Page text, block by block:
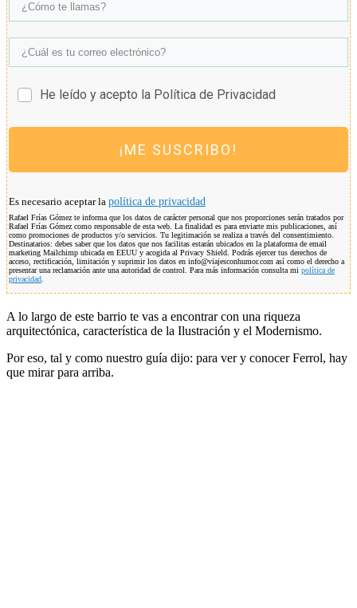
He leído y acepto la Política de Privacidad
¡ME SUSCRIBO!
Es necesario aceptar la política de privacidad
Rafael Frías Gómez te informa que los datos de carácter personal que nos proporciones serán tratados por
Rafael Frías Gómez como responsable de esta web. La finalidad es para enviarte mis publicaciones, así
como promociones de productos y/o servicios. Tu legitimación se realiza a través del consentimiento.
Destinatarios: debes saber que los datos que nos facilitas estarán ubicados en la plataforma de email
marketing Mailchimp ubicada en EEUU y acogida al Privacy Shield. Podrás ejercer tus derechos de
acceso, rectificación, limitación y suprimir los datos en info@viajesconhumor.com así como el derecho a
presentar una reclamación ante una autoridad de control. Para más información consulta mi política de
privacidad
A lo largo de este barrio te vas a encontrar con una riqueza
arquitectónica, característica de la Ilustración y el Modernismo.
Por eso, tal y como nuestro guía dijo: para ver y conocer Ferrol, hay
que mirar para arriba.